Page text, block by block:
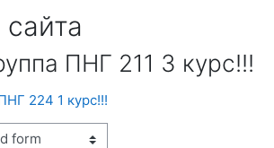
ПНГ 211 3 курс!!!
224 1 курс!!!